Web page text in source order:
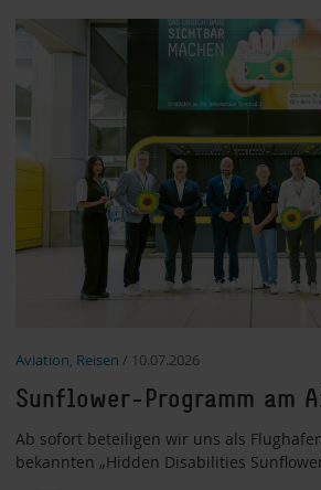
Aviation, Reisen / 10.07.2026
Sunflower-Programm am
Ab sofort beteiligen wir uns als
bekannten „Hidden Disabilities